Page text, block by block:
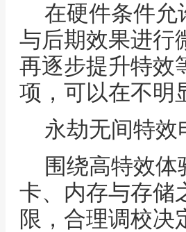
在硬件条件允
与后期效果进行
再逐步提升特效
项，可以在不明
永劫无间特
围绕高特效
卡、内存与存储
限，合理调校决